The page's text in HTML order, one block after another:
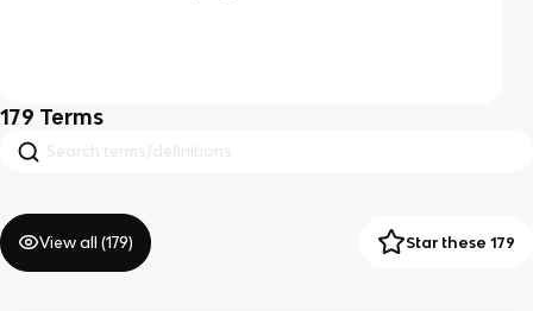
179 Terms
View all (179) Star these 179